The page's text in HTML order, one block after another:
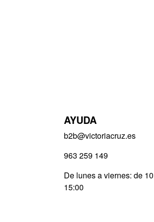
AYUDA
b2b@victoriacruz.es
963 259 149
De lunes a viernes: de
15:00